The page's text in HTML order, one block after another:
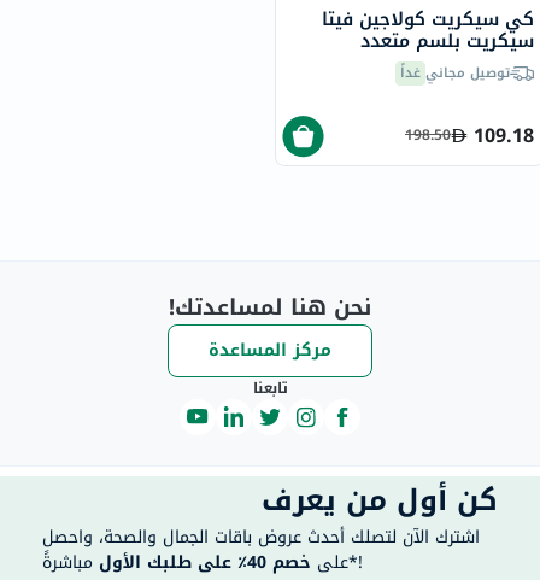
كي سيكريت كولاجين فيتا
سيكريت بلسم متعدد
الاستخدامات مضاد للتجاعيد
ومفتح للبشرة 11 جرام
توصيل مجانيغداً
109.18
198.50
نحن هنا لمساعدتك!
مركز المساعدة
تابعنا
كن أول من يعرف
اشترك الآن لتصلك أحدث عروض باقات الجمال والصحة، واحصل
على خصم 40٪ على طلبك الأول مباشرةً*!